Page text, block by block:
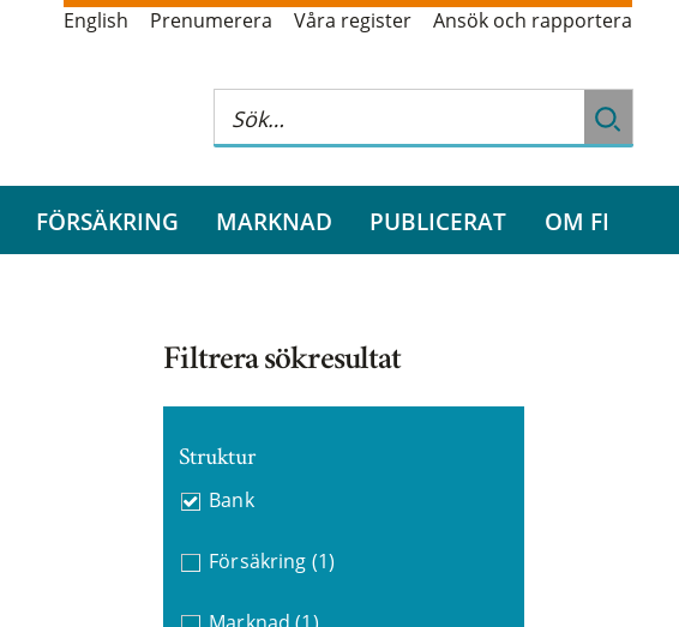
English Prenumerera Våra register Ansök och rapportera
FÖRSÄKRING MARKNAD PUBLICERAT OM FI
Filtrera sökresultat
Struktur
Bank
Försäkring (1)